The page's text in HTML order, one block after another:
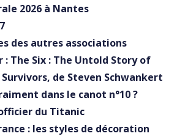
2026 à Nantes
des autres associations
: The Six : The Untold Story of
Survivors, de Steven Schwankert
dans le canot n°10 ?
du Titanic
: les styles de décoration